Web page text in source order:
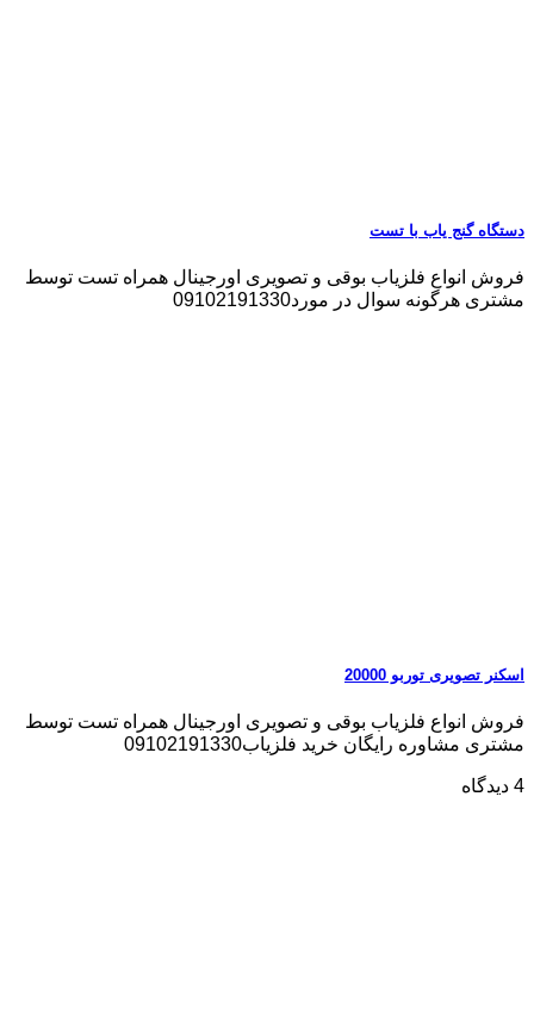
دستگاه گنج یاب با تست
فروش انواع فلزیاب بوقی و تصویری اورجینال همراه تست توسط
مشتری هرگونه سوال در مورد09102191330
اسکنر تصویری توربو 20000
فروش انواع فلزیاب بوقی و تصویری اورجینال همراه تست توسط
مشتری مشاوره رایگان خرید فلزیاب09102191330
4 دیدگاه